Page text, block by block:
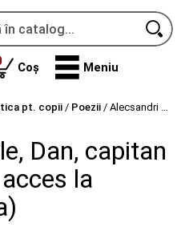
produse
Coș Meniu
pt. copii / Poezii / Alecsandri Vasile, Dan, capitan de plai (Include acces la varianta digitala)
Dan, capitan
la